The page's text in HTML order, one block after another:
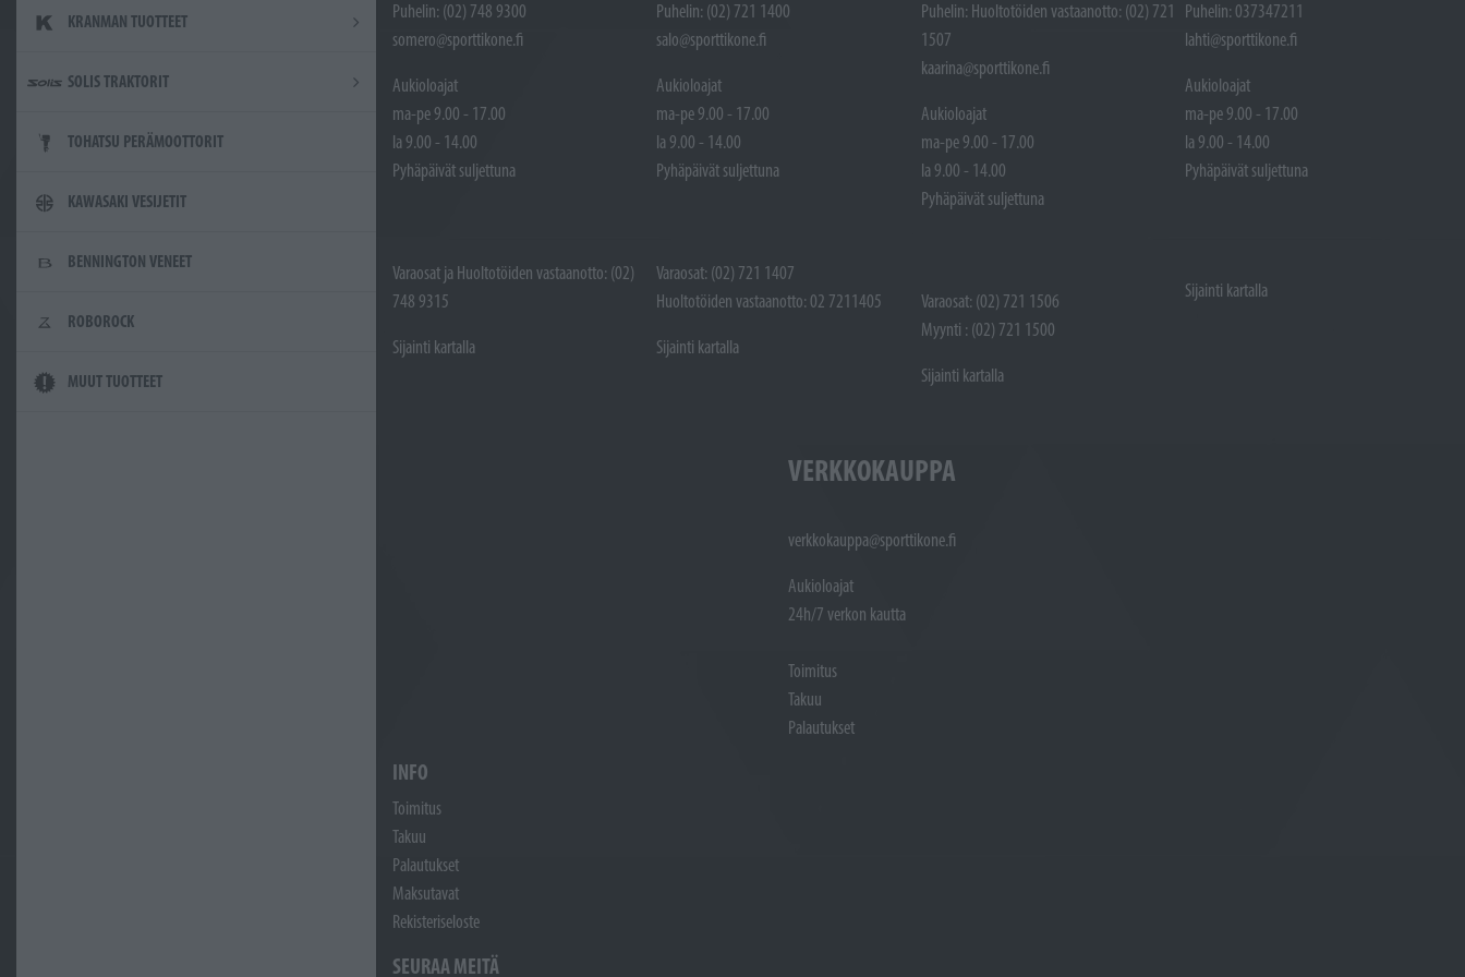
KRANMAN TUOTTEET
SOLIS TRAKTORIT
TOHATSU PERÄMOOTTORIT
KAWASAKI VESIJETIT
BENNINGTON VENEET
ROBOROCK
MUUT TUOTTEET
Puhelin: (02) 748 9300
somero@sporttikone.fi
Aukioloajat
ma-pe 9.00 - 17.00
la 9.00 - 14.00
Pyhäpäivät suljettuna
Varaosat ja Huoltotöiden vastaanotto: (02)
748 9315
Sijainti kartalla
Puhelin: (02) 721 1400
salo@sporttikone.fi
Aukioloajat
ma-pe 9.00 - 17.00
la 9.00 - 14.00
Pyhäpäivät suljettuna
Varaosat: (02) 721 1407
Huoltotöiden vastaanotto: 02 7211405
Sijainti kartalla
Puhelin: Huoltotöiden vastaanotto: (02) 721
1507
kaarina@sporttikone.fi
Aukioloajat
ma-pe 9.00 - 17.00
la 9.00 - 14.00
Pyhäpäivät suljettuna
Varaosat: (02) 721 1506
Myynti : (02) 721 1500
Sijainti kartalla
Puhelin: 037347211
lahti@sporttikone.fi
Aukioloajat
ma-pe 9.00 - 17.00
la 9.00 - 14.00
Pyhäpäivät suljettuna
Sijainti kartalla
VERKKOKAUPPA
verkkokauppa@sporttikone.fi
Aukioloajat
24h/7 verkon kautta
Toimitus
Takuu
Palautukset
INFO
Toimitus
Takuu
Palautukset
Maksutavat
Rekisteriseloste
SEURAA MEITÄ